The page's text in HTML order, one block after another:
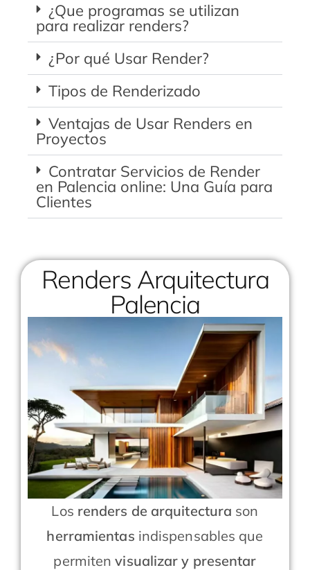
¿Que programas se utilizan
para realizar renders?
¿Por qué Usar Render?
Tipos de Renderizado
Ventajas de Usar Renders en
Proyectos
Contratar Servicios de Render
en Palencia online: Una Guía para
Clientes
Renders Arquitectura
Palencia
Los renders de arquitectura son
herramientas indispensables que
permitenvisualizar y presentar